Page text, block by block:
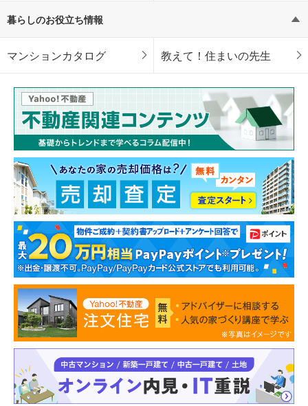
暮らしのお役立ち情報
マンションカタログ 教えて！住まいの先生